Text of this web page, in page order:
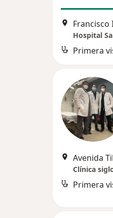
Hospital
Primera
Clínica
Primera